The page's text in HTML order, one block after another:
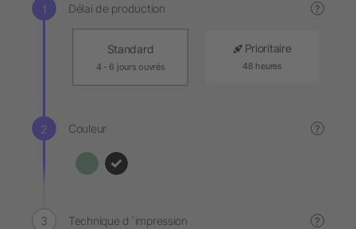
Délai de production ?
Standard
4 - 6 jours ouvrés
Prioritaire
48 heures
Couleur ?
Technique d´impression ?